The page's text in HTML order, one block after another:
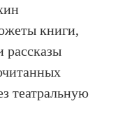
книги,
рассказы
театральную